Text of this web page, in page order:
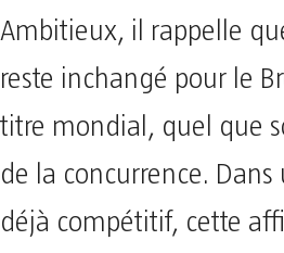
Ambitieux, il rappelle
reste inchangé pour le
titre mondial, quel que
de la concurrence. Dans
déjà compétitif, cette